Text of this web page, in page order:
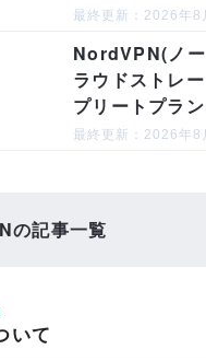
最終更新：2026年8
NordVPN(ノ
ラウドストレ
プリートプラ
最終更新：2026年8
の記事一覧
いて